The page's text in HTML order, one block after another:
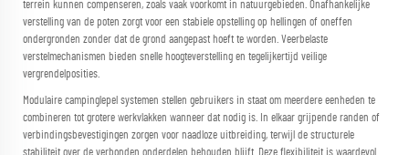
terrein kunnen compenseren, zoals vaak voorkomt in natuurgebieden. Onafhankelijke
verstelling van de poten zorgt voor een stabiele opstelling op hellingen of oneffen
ondergronden zonder dat de grond aangepast hoeft te worden. Veerbelaste
verstelmechanismen bieden snelle hoogteverstelling en tegelijkertijd veilige
vergrendelposities.
Modulaire campinglepel systemen stellen gebruikers in staat om meerdere eenheden te
combineren tot grotere werkvlakken wanneer dat nodig is. In elkaar grijpende randen of
verbindingsbevestigingen zorgen voor naadloze uitbreiding, terwijl de structurele